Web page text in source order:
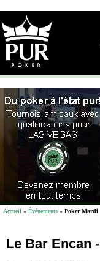
Accueil » Événements » Poker Mardi
Le Bar Encan -